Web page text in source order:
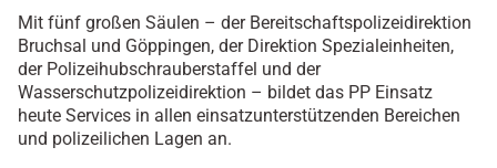
Mit fünf großen Säulen – der Bereitschaftspolizeidirektion
Bruchsal und Göppingen, der Direktion Spezialeinheiten,
der Polizeihubschrauberstaffel und der
Wasserschutzpolizeidirektion – bildet das PP Einsatz
heute Services in allen einsatzunterstützenden Bereichen
und polizeilichen Lagen an.